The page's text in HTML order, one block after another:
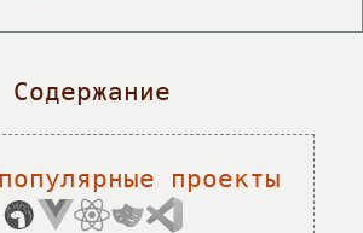
Содержание
проекты